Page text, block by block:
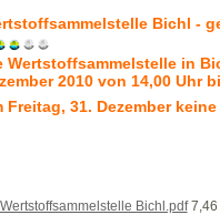
Bichl -
Wertstoffsammelstelle in
2010 von 14,00 Uhr
Freitag, 31. Dezember
Bichl.pdf7,46